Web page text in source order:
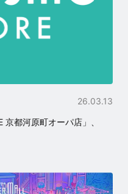
26.03.13
都河原町オーパ店」、